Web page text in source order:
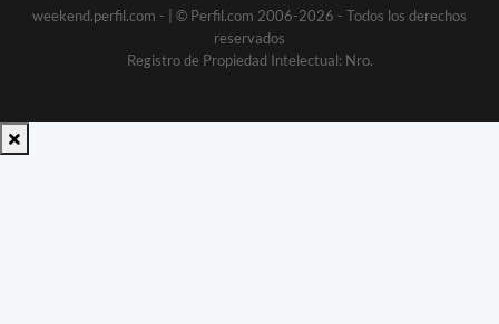
weekend.perfil.com - | © Perfil.com 2006-2026 - Todos los derechos
reservados
Registro de Propiedad Intelectual: Nro.